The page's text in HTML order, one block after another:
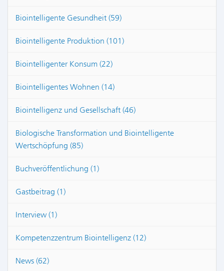
Biointelligente Gesundheit (59)
Biointelligente Produktion (101)
Biointelligenter Konsum (22)
Biointelligentes Wohnen (14)
Biointelligenz und Gesellschaft (46)
Biologische Transformation und Biointelligente
Wertschöpfung (85)
Buchveröffentlichung (1)
Gastbeitrag (1)
Interview (1)
Kompetenzzentrum Biointelligenz (12)
News (62)